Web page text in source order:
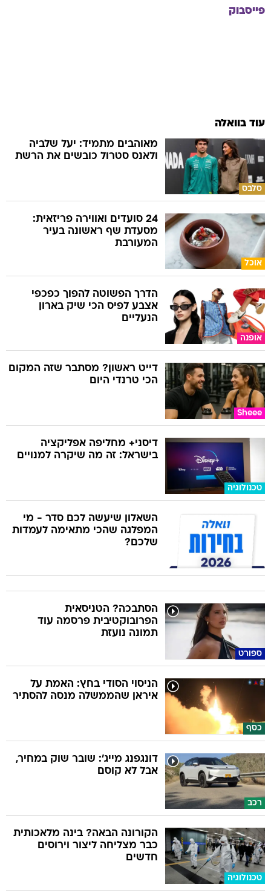
פייסבוק
עוד בוואלה
סלבס
מאוהבים מתמיד: יעל שלביה
ולאנס סטרול כובשים את הרשת
אוכל
24 סועדים ואווירה פריזאית:
מסעדת שף ראשונה בעיר
המעורבת
אופנה
הדרך הפשוטה להפוך כפכפי
אצבע לפיס הכי שיק בארון
הנעליים
Sheee
דייט ראשון? מסתבר שזה המקום
הכי טרנדי היום
טכנולוגיה
דיסני+ מחליפה אפליקציה
בישראל: זה מה שיקרה למנויים
השאלון שיעשה לכם סדר - מי
המפלגה שהכי מתאימה לעמדות
שלכם?
ספורט
הסתבכה? הטניסאית
הפרובוקטיבית פרסמה עוד
תמונה נועזת
כסף
הניסוי הסודי בחץ: האמת על
איראן שהממשלה מנסה להסתיר
רכב
דונגפנג מייג': שובר שוק במחיר,
אבל לא קוסם
טכנולוגיה
הקורונה הבאה? בינה מלאכותית
כבר מצליחה ליצור וירוסים
חדשים